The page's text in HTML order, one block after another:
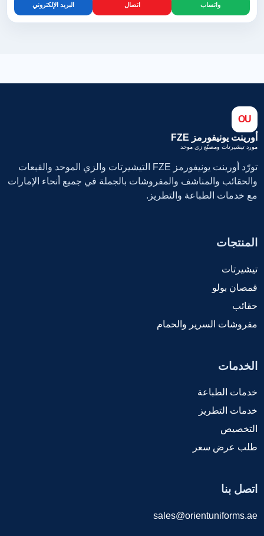
واتساب اتصال البريد الإلكتروني
OU
أورينت يونيفورمز FZE
مورد تيشيرتات ومصنّع زي موحد
تورّد أورينت يونيفورمز FZE التيشيرتات والزي الموحد والقبعات
والحقائب والمناشف والمفروشات بالجملة في جميع أنحاء الإمارات
مع خدمات الطباعة والتطريز.
المنتجات
تيشيرتات
قمصان بولو
حقائب
مفروشات السرير والحمام
الخدمات
خدمات الطباعة
خدمات التطريز
التخصيص
طلب عرض سعر
اتصل بنا
sales@orientuniforms.ae